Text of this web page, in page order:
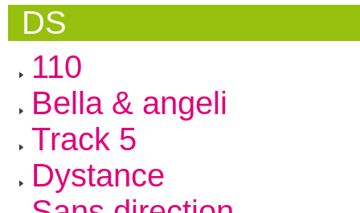
DS
110
Bella & angeli
Track 5
Dystance